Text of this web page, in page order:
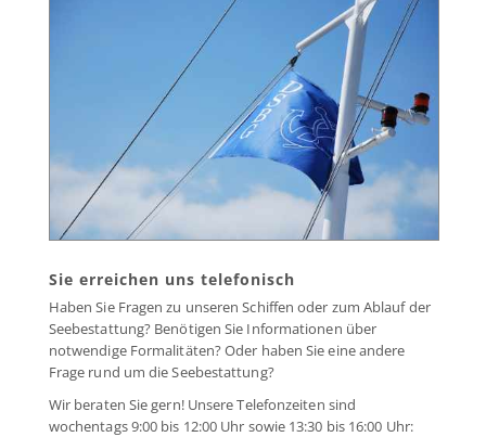
Sie erreichen uns telefonisch
Haben Sie Fragen zu unseren Schiffen oder zum Ablauf der
Seebestattung? Benötigen Sie Informationen über
notwendige Formalitäten? Oder haben Sie eine andere
Frage rund um die Seebestattung?
Wir beraten Sie gern! Unsere Telefonzeiten sind
wochentags 9:00 bis 12:00 Uhr sowie 13:30 bis 16:00 Uhr: